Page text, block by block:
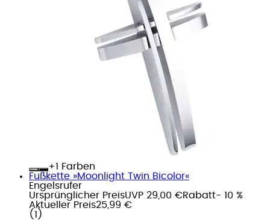
+
Farben
Fußkette »Moonlight Twin Bicolor«
Engelsrufer
Ursprünglicher PreisUVP 29,00 €Rabatt- 10 %
Aktueller Preis25,99 €
( 1 )